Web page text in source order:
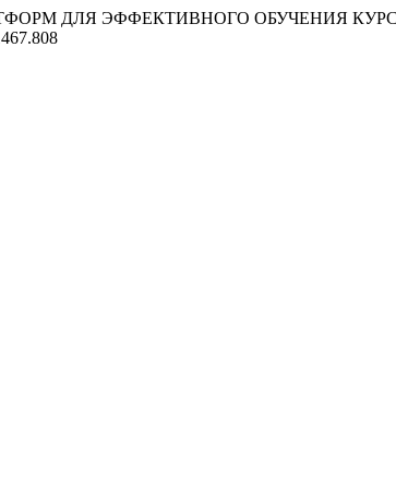
ПЛАТФОРМ ДЛЯ ЭФФЕКТИВНОГО ОБУЧЕНИЯ